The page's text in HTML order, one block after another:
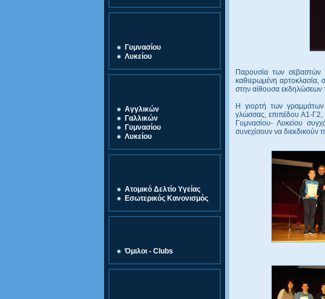
Γυμνασίου
Λυκείου
Αγγλικών
Γαλλικών
Γυμνασίου
Λυκείου
Ατομικό Δελτίο Υγείας
Εσωτερικός Κανονισμός
Όμιλοι - Clubs
Παρουσία των σεβαστών
καθιερωμένη αρτοκλασία,
στην αίθουσα εκδηλώσεων
Η γιορτή των
γλώσσας, επιπέδου Α1-Γ2,
Γυμνασίου- Λυκείου
συνεχίσουν να διεκδικούν